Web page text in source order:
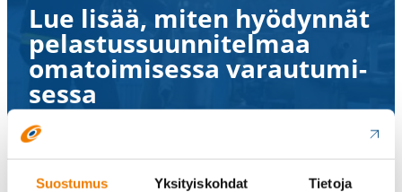
Suostumus Yksityiskohdat Tietoja
Lue lisää, miten hyödynnät
pelas­tus­suun­ni­telmaa
omatoi­mi­sessa varau­tu­mi­
sessa
Lue lisää